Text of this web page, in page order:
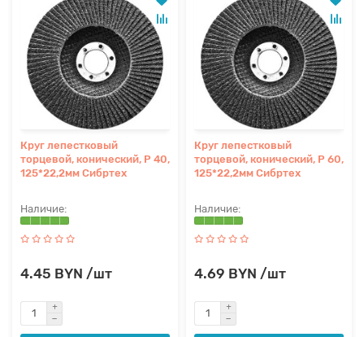
Круг лепестковый
торцевой, конический, Р 40,
125*22,2мм Сибртех
4.45 BYN /шт
Круг лепестковый
торцевой, конический, Р 60,
125*22,2мм Сибртех
4.69 BYN /шт